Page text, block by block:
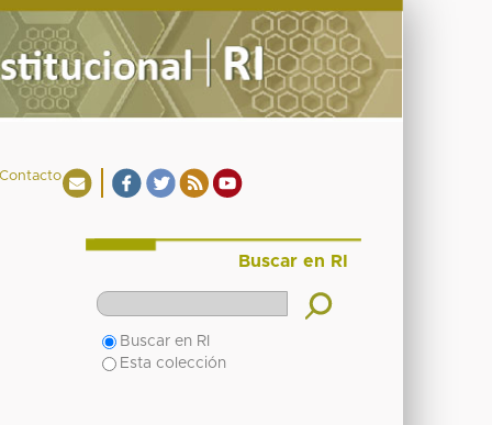
Buscar en RI
Buscar en RI
Esta colección